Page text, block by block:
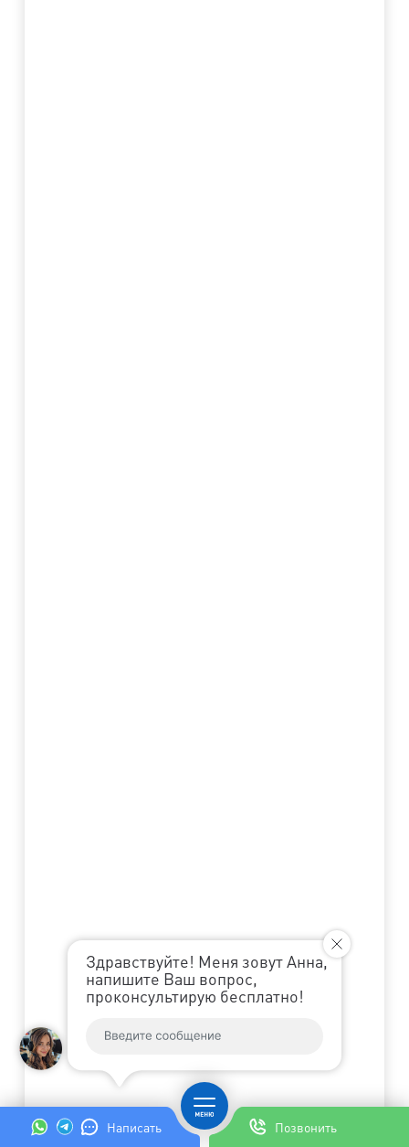
Написать Позвонить
Здравствуйте! Меня зовут Анна,
напишите Ваш вопрос,
проконсультирую бесплатно!